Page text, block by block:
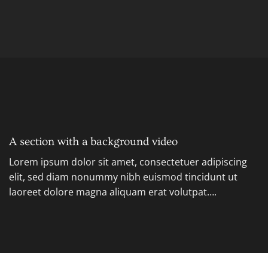
A section with a background video
Lorem ipsum dolor sit amet, consectetuer adipiscing
elit, sed diam nonummy nibh euismod tincidunt ut
laoreet dolore magna aliquam erat volutpat….